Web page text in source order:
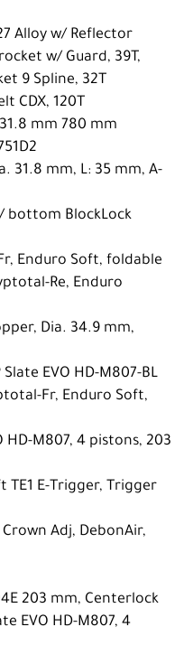
Alloy w/ Reflector
w/ Guard, 39T,
9 Spline, 32T
CDX, 120T
mm 780 mm
31.8 mm, L: 35 mm, A-
/ bottom BlockLock
Enduro Soft, foldable
Re, Enduro
Dia. 34.9 mm,
Slate EVO HD-M807-BL
Fr, Enduro Soft,
HD-M807, 4 pistons, 203
TE1 E-Trigger, Trigger
Crown Adj, DebonAir,
203 mm, Centerlock
EVO HD-M807, 4